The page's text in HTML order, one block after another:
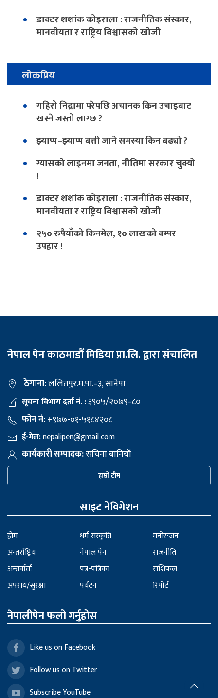
डाक्टर शशांक कोइराला : राजनीतिक संस्कार,
मानवीयता र राष्ट्रिय विश्वासको खोजी
लोकप्रिय
गहिरो निद्रामा परेपछि अचानक किन उचाइबाट
खस्ने जस्तो लाग्छ ?
झ्याप्प–झ्याप्प बत्ती जाने समस्या किन बढ्यो ?
ग्यासको लाइनमा जनता, नीतिमा सरकार चुक्यो
!
डाक्टर शशांक कोइराला : राजनीतिक संस्कार,
मानवीयता र राष्ट्रिय विश्वासको खोजी
२५० रुपैयाँको किनमेल, १० लाखको बम्पर
उपहार !
नेपाल पेन काठमाडौँ मिडिया प्रा.लि. द्वारा संचालित
ठेगाना:ललितपुर.म.पा.–३, सानेपा
सूचना विभाग दर्ता नं. :३९०५/२०७९–८०
फोन नं:+९७७-०१-५१८४२०८
ई-मेल:nepalipen@gmail com
कार्यकारी सम्पादक:सचिना बानियाँ
हाम्रो टीम
साइट नेविगेशन
होम
अन्तर्राष्ट्रिय
अन्तर्वार्ता
अपराध/सुरक्षा
धर्म संस्कृति
नेपाल पेन
पत्र-पत्रिका
पर्यटन
मनोरन्जन
राजनीति
राशिफल
रिपोर्ट
नेपालीपेन फलो गर्नुहोस
Like us on Facebook
Follow us on Twitter
Subscribe YouTube